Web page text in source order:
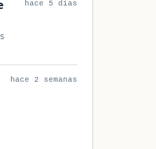
hace 5 días
hace 2 semanas